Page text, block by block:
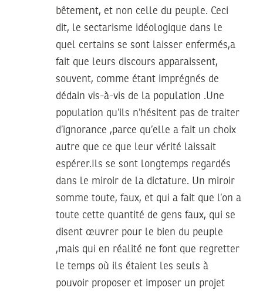
bêtement, et non celle du peuple. Ceci
dit, le sectarisme idéologique dans le
quel certains se sont laisser enfermés,a
fait que leurs discours apparaissent,
souvent, comme étant imprégnés de
dédain vis-à-vis de la population .Une
population qu’ils n’hésitent pas de traiter
d’ignorance ,parce qu’elle a fait un choix
autre que ce que leur vérité laissait
espérer.Ils se sont longtemps regardés
dans le miroir de la dictature. Un miroir
somme toute, faux, et qui a fait que l’on a
toute cette quantité de gens faux, qui se
disent œuvrer pour le bien du peuple
,mais qui en réalité ne font que regretter
le temps où ils étaient les seuls à
pouvoir proposer et imposer un projet